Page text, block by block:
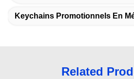
Keychains Promotionnels En
Related